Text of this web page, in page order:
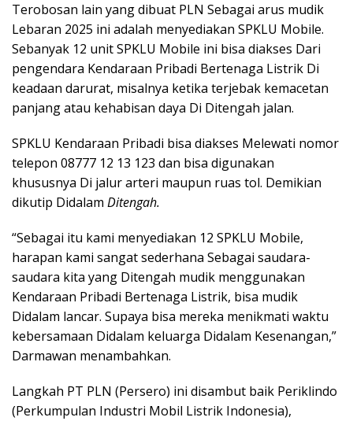
Terobosan lain yang dibuat PLN Sebagai arus mudik
Lebaran 2025 ini adalah menyediakan SPKLU Mobile.
Sebanyak 12 unit SPKLU Mobile ini bisa diakses Dari
pengendara Kendaraan Pribadi Bertenaga Listrik Di
keadaan darurat, misalnya ketika terjebak kemacetan
panjang atau kehabisan daya Di Ditengah jalan.
SPKLU Kendaraan Pribadi bisa diakses Melewati nomor
telepon 08777 12 13 123 dan bisa digunakan
khususnya Di jalur arteri maupun ruas tol. Demikian
dikutip Didalam Ditengah.
“Sebagai itu kami menyediakan 12 SPKLU Mobile,
harapan kami sangat sederhana Sebagai saudara-
saudara kita yang Ditengah mudik menggunakan
Kendaraan Pribadi Bertenaga Listrik, bisa mudik
Didalam lancar. Supaya bisa mereka menikmati waktu
kebersamaan Didalam keluarga Didalam Kesenangan,”
Darmawan menambahkan.
Langkah PT PLN (Persero) ini disambut baik Periklindo
(Perkumpulan Industri Mobil Listrik Indonesia),